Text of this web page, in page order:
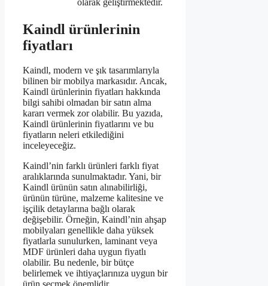
Kaindl ürünlerinin
fiyatları
Kaindl, modern ve şık tasarımlarıyla
bilinen bir mobilya markasıdır. Ancak,
Kaindl ürünlerinin fiyatları hakkında
bilgi sahibi olmadan bir satın alma
kararı vermek zor olabilir. Bu yazıda,
Kaindl ürünlerinin fiyatlarını ve bu
fiyatların neleri etkilediğini
inceleyeceğiz.
Kaindl’nin farklı ürünleri farklı fiyat
aralıklarında sunulmaktadır. Yani, bir
Kaindl ürünün satın alınabilirliği,
ürünün türüne, malzeme kalitesine ve
işçilik detaylarına bağlı olarak
değişebilir. Örneğin, Kaindl’nin ahşap
mobilyaları genellikle daha yüksek
fiyatlarla sunulurken, laminant veya
MDF ürünleri daha uygun fiyatlı
olabilir. Bu nedenle, bir bütçe
belirlemek ve ihtiyaçlarınıza uygun bir